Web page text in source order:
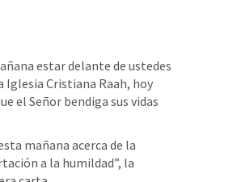
estar delante de ustedes
Iglesia Cristiana Raah, hoy
el Señor bendiga sus vidas
mañana acerca de la
a la humildad”, la